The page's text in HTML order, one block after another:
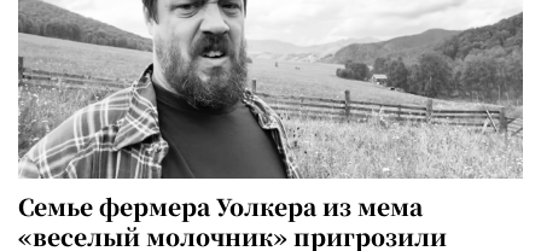
Семье фермера Уолкера из мема
«веселый молочник» пригрозили